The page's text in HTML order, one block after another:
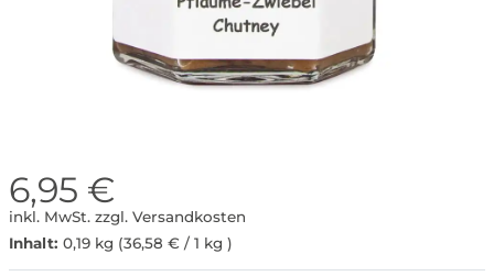
6,95 €
inkl. MwSt. zzgl. Versandkosten
Inhalt: 0,19 kg (36,58 € / 1 kg )